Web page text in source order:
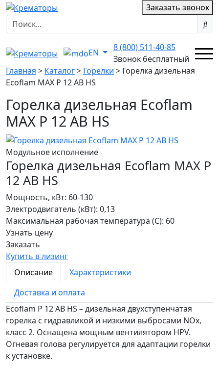
Заказать звонок
EN
8 (800) 511-40-85
Звонок бесплатный
Главная > Каталог> Горелки > Горелка дизельная
Ecoflam MAX P 12 AB HS
Горелка дизельная Ecoflam
MAX P 12 AB HS
Модульное исполнение
Горелка дизельная Ecoflam MAX P
12 AB HS
Мощность, кВт: 60-130
Электродвигатель (кВт): 0,13
Максимальная рабочая температура (С): 60
Узнать цену
Заказать
Купить в лизинг
Описание
Характеристики
Доставка и оплата
Ecoflam P 12 AB HS – дизельная двухступенчатая
горелка с гидравликой и низкими выбросами NOx,
класс 2. Оснащена мощным вентилятором HPV.
Огневая голова регулируется для адаптации горелки
к установке.